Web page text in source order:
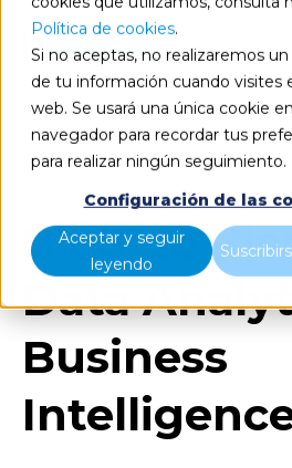
Política de cookies.
Si no aceptas, no realizaremos
de tu información cuando visites
web. Se usará una única cookie
navegador para recordar tus
para realizar ningún seguimiento.
Configuración de las
Aceptar y seguir
leyendo
Blog Todos los artículos
Blog de
Data
Business